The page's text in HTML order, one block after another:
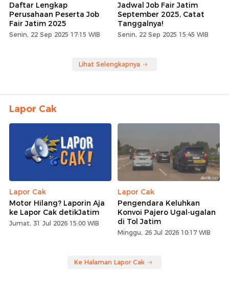
Daftar Lengkap
Perusahaan Peserta Job
Fair Jatim 2025
Senin, 22 Sep 2025 17:15 WIB
Jadwal Job Fair Jatim
September 2025, Catat
Tanggalnya!
Senin, 22 Sep 2025 15:45 WIB
Lihat Selengkapnya
Lapor Cak
Lapor Cak
Motor Hilang? Laporin Aja
ke Lapor Cak detikJatim
Jumat, 31 Jul 2026 15:00 WIB
Lapor Cak
Pengendara Keluhkan
Konvoi Pajero Ugal-ugalan
di Tol Jatim
Minggu, 26 Jul 2026 10:17 WIB
Ke Halaman Lapor Cak